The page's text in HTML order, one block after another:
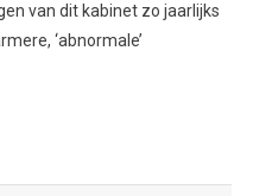
van dit kabinet zo jaarlijks
‘abnormale’